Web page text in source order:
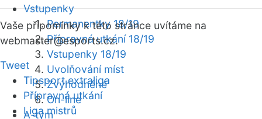
Vstupenky
Permanentky 18/19
Přípravná utkání 18/19
Vstupenky 18/19
Uvolňování míst
Zvýhodněné
On-line
A-tým
Vaše připomínky k této stránce uvítáme na
webmaster@esports.cz.
Tweet
Tipsport extraliga
Přípravná utkání
Liga mistrů